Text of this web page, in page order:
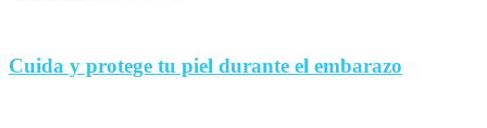
Cuida y protege tu piel durante el embarazo